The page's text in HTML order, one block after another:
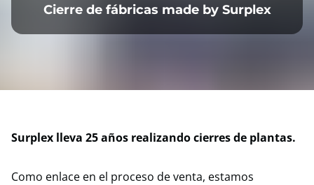
Cierre de fábricas made by Surplex
Surplex lleva 25 años realizando cierres de plantas.
Como enlace en el proceso de venta, estamos